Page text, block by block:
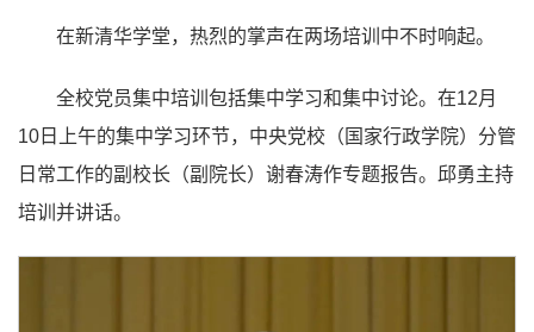
在新清华学堂，热烈的掌声在两场培训中不时响起。
全校党员集中培训包括集中学习和集中讨论。在12月
10日上午的集中学习环节，中央党校（国家行政学院）分管
日常工作的副校长（副院长）谢春涛作专题报告。邱勇主持
培训并讲话。